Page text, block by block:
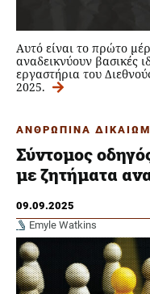
Αυτό είναι το πρώτο
αναδεικνύουν βασικές
εργαστήρια του
2025.
ΑΝΘΡΩΠΙΝΑ
Σύντομος
με ζητήματα
09.09.2025
Emyle Watkins